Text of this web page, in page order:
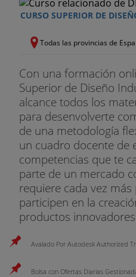
La pintura.
abiertos. Cerrados. Sus
TEMA 19. Tapicerías y
decoraciónmás
TEMA 20. Los
uso. Maniquíes
Maniquíes especiales
gimnasia.
TEMA 21. Siluetas y
las telas: Como cubrir el
Modelos de noche.
TEMA 22.Principios
Realizar escaparates
CURSO SUPERIOR DE
Todas las provincias de
Con una formación
Superior de Diseño
alcance todos los
para desenvolverte
de una metodología
un cuadro docente de
competencias que te
parte de un mercado
requiere cada vez
participen en la
productos
Avalado Por Autodesk Authorized
Bolsa con Ofertas Diarias